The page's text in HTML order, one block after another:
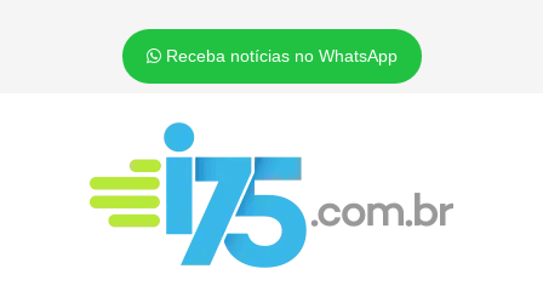
Receba notícias no WhatsApp